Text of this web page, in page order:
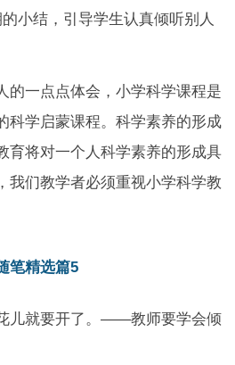
小结，引导学生认真倾听别人
的一点点体会，小学科学课程是
科学启蒙课程。科学素养的形成
育将对一个人科学素养的形成具
我们教学者必须重视小学科学教
笔精选篇5
儿就要开了。——教师要学会倾